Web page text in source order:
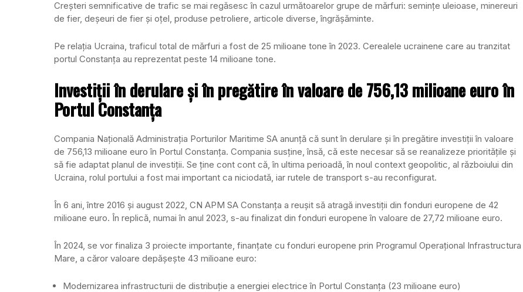
Creșteri semnificative de trafic se mai regăsesc în cazul următoarelor grupe de mărfuri: semințe uleioase, minereuri
de fier, deșeuri de fier și oțel, produse petroliere, articole diverse, îngrășăminte.
Pe relația Ucraina, traficul total de mărfuri a fost de 25 milioane tone în 2023. Cerealele ucrainene care au tranzitat
portul Constanța au reprezentat peste 14 milioane tone.
Investiții în derulare și în pregătire în valoare de 756,13 milioane euro în
Portul Constanța
Compania Națională Administrația Porturilor Maritime SA anunță că sunt în derulare și în pregătire investiții în valoare
de 756,13 milioane euro în Portul Constanța. Compania susține, însă, că este necesar să se reanalizeze prioritățile și
să fie adaptat planul de investiții. Se ține cont cont că, în ultima perioadă, în noul context geopolitic, al războiului din
Ucraina, rolul portului a fost mai important ca niciodată, iar rutele de transport s-au reconfigurat.
În 6 ani, între 2016 și august 2022, CN APM SA Constanța a reușit să atragă investiții din fonduri europene de 42
milioane euro. În replică, numai în anul 2023, s-au finalizat din fonduri europene în valoare de 27,72 milioane euro.
În 2024, se vor finaliza 3 proiecte importante, finanțate cu fonduri europene prin Programul Operațional Infrastructura
Mare, a căror valoare depășește 43 milioane euro:
Modernizarea infrastructurii de distribuție a energiei electrice în Portul Constanța (23 milioane euro)